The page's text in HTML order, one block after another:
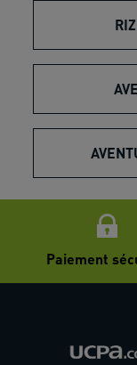
Paiement